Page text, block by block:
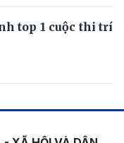
top 1 cuộc thi trí